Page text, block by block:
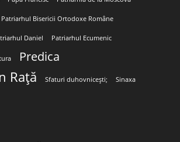
Patriarhul Bisericii Ortodoxe Române
Daniel Patriarhul Ecumenic
Predica
Rață Sfaturi duhovnicești; Sinaxa